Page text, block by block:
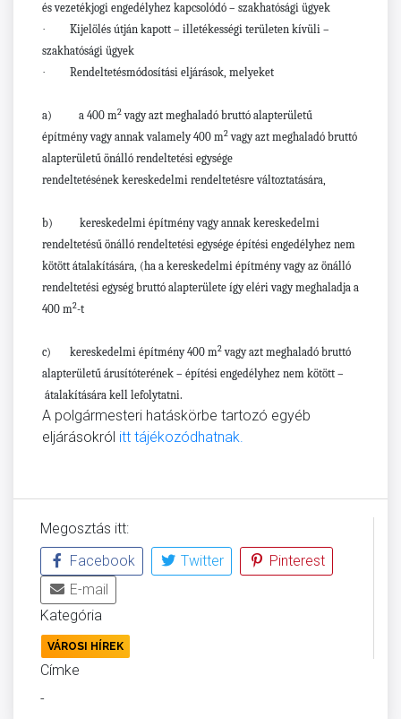
és vezetékjogi engedélyhez kapcsolódó – szakhatósági ügyek
·
Kijelölés útján kapott – illetékességi területen kívüli –
szakhatósági ügyek
·
Rendeltetésmódosítási eljárások, melyeket
a) a 400 m2 vagy azt meghaladó bruttó alapterületű
építmény vagy annak valamely 400 m2 vagy azt meghaladó bruttó
alapterületű önálló rendeltetési egysége
rendeltetésének kereskedelmi rendeltetésre változtatására,
b)
kereskedelmi építmény vagy annak kereskedelmi
rendeltetésű önálló rendeltetési egysége építési engedélyhez nem
kötött átalakítására, (ha a kereskedelmi építmény vagy az önálló
rendeltetési egység bruttó alapterülete így eléri vagy meghaladja a
400 m2-t
c) kereskedelmi építmény 400 m2 vagy azt meghaladó bruttó
alapterületű árusítóterének – építési engedélyhez nem kötött –
átalakítására kell lefolytatni.
A polgármesteri hatáskörbe tartozó egyéb
eljárásokról itt tájékozódhatnak.
Megosztás itt:
Facebook
Twitter
Pinterest
E-mail
Kategória
VÁROSI HÍREK
Címke
-